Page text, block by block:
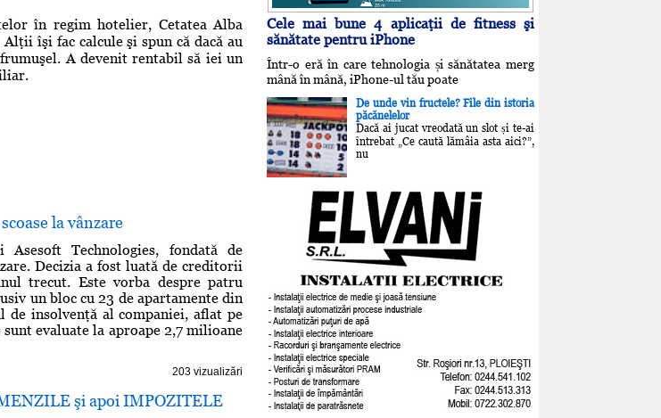
în regim hotelier, Cetatea Alba
îşi fac calcule şi spun că dacă au
A devenit rentabil să iei un
la vânzare
Technologies, fondată de
Decizia a fost luată de creditorii
trecut. Este vorba despre patru
un bloc cu 23 de apartamente din
insolvenţă al companiei, aflat pe
evaluate la aproape 2,7 milioane
203 vizualizări
şi apoi IMPOZITELE
Cele mai bune 4 aplicaţii de fitness şi
sănătate pentru iPhone
Într-o eră în care tehnologia și sănătatea merg
mână în mână, iPhone-ul tău poate
De unde vin fructele? File din istoria
păcănelelor
Dacă ai jucat vreodată un slot și te-ai
întrebat „Ce caută lămâia asta aici?”,
nu